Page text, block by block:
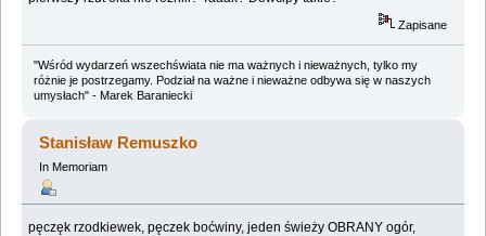
Zapisane
"Wśród wydarzeń wszechświata nie ma ważnych i nieważnych, tylko my
różnie je postrzegamy. Podział na ważne i nieważne odbywa się w naszych
umysłach" - Marek Baraniecki
Stanisław Remuszko
In Memoriam
pęczęk rzodkiewek, pęczek boćwiny, jeden świeży OBRANY ogór,